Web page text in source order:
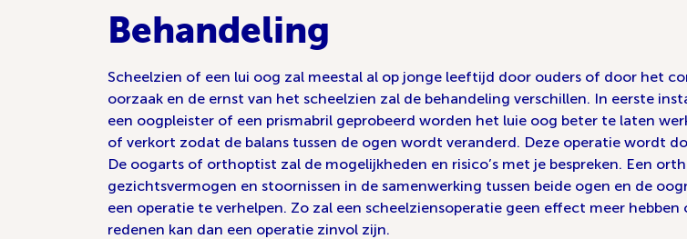
Behandeling
Scheelzien of een lui oog zal meestal al op jonge leeftijd door ouders of door het
oorzaak en de ernst van het scheelzien zal de behandeling verschillen. In eerste
een oogpleister of een prismabril geprobeerd worden het luie oog beter te laten
of verkort zodat de balans tussen de ogen wordt veranderd. Deze operatie wordt
De oogarts of orthoptist zal de mogelijkheden en risico’s met je bespreken. Een
gezichtsvermogen en stoornissen in de samenwerking tussen beide ogen en de
een operatie te verhelpen. Zo zal een scheelziensoperatie geen effect meer
redenen kan dan een operatie zinvol zijn.